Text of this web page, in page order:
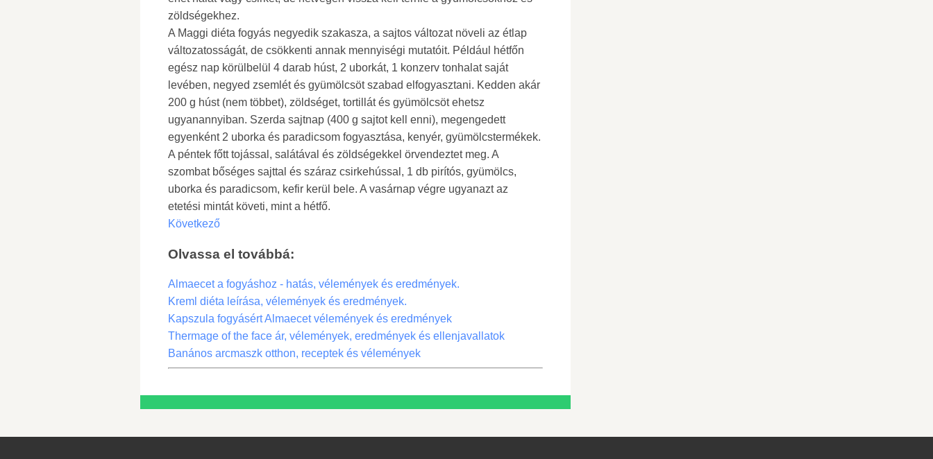
zöldségekhez.
A Maggi diéta fogyás negyedik szakasza, a sajtos változat növeli az étlap
változatosságát, de csökkenti annak mennyiségi mutatóit. Például hétfőn
egész nap körülbelül 4 darab húst, 2 uborkát, 1 konzerv tonhalat saját
levében, negyed zsemlét és gyümölcsöt szabad elfogyasztani. Kedden akár
200 g húst (nem többet), zöldséget, tortillát és gyümölcsöt ehetsz
ugyanannyiban. Szerda sajtnap (400 g sajtot kell enni), megengedett
egyenként 2 uborka és paradicsom fogyasztása, kenyér, gyümölcstermékek.
A péntek főtt tojással, salátával és zöldségekkel örvendeztet meg. A
szombat bőséges sajttal és száraz csirkehússal, 1 db pirítós, gyümölcs,
uborka és paradicsom, kefir kerül bele. A vasárnap végre ugyanazt az
etetési mintát követi, mint a hétfő.
Következő
Olvassa el továbbá:
Almaecet a fogyáshoz - hatás, vélemények és eredmények.
Kreml diéta leírása, vélemények és eredmények.
Kapszula fogyásért Almaecet vélemények és eredmények
Thermage of the face ár, vélemények, eredmények és ellenjavallatok
Banános arcmaszk otthon, receptek és vélemények